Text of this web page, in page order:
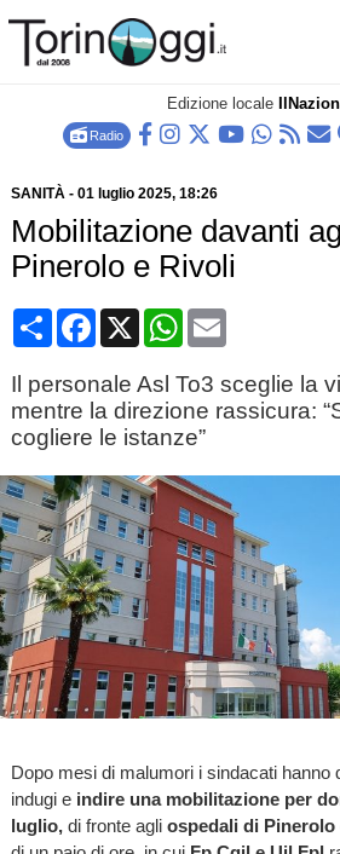
Edizione locale
Radio
SANITÀ- 01 luglio 2025, 18:26
Mobilitazione davanti
Pinerolo e Rivoli
CondividiFacebook
X WhatsApp
Email
Il personale Asl To3 sceglie la
mentre la direzione rassicura:
cogliere le istanze”
Dopo mesi di malumori i sindacati hanno
indugi e indire una mobilitazione per
luglio,di fronte agli ospedali di Pinerolo